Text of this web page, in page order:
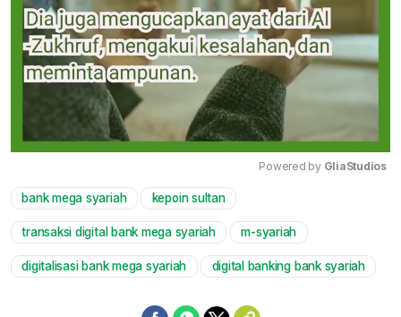
Powered by GliaStudios
bank mega syariah kepoin sultan
transaksi digital bank mega syariah m-syariah
digitalisasi bank mega syariah digital banking bank syariah